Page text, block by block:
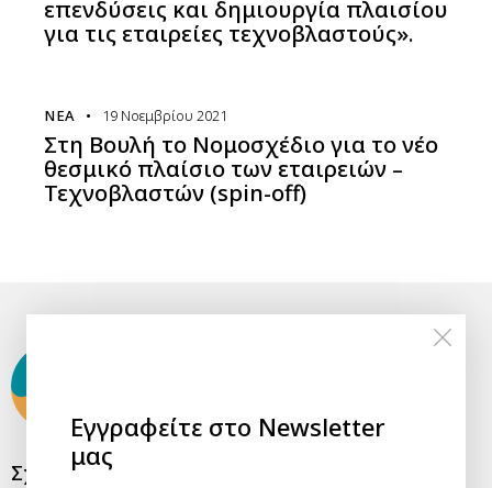
επενδύσεις και δημιουργία πλαισίου
για τις εταιρείες τεχνοβλαστούς».
ΝΈΑ 19 Νοεμβρίου 2021
Στη Βουλή το Νομοσχέδιο για το νέο
θεσμικό πλαίσιο των εταιρειών –
Τεχνοβλαστών (spin-off)
Σχετικά
Εγγραφείτε στο Newsletter
μας